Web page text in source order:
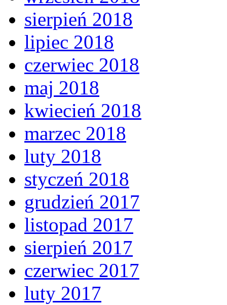
sierpień 2018
lipiec 2018
czerwiec 2018
maj 2018
kwiecień 2018
marzec 2018
luty 2018
styczeń 2018
grudzień 2017
listopad 2017
sierpień 2017
czerwiec 2017
luty 2017